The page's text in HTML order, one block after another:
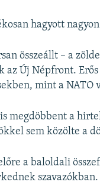
hagyott
összeállt – a
az Új Népfront.
mint a NATO
megdöbbent a
sem közölte a
a baloldali
szavazókban.